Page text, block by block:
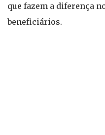
que fazem a diferença
beneficiários.